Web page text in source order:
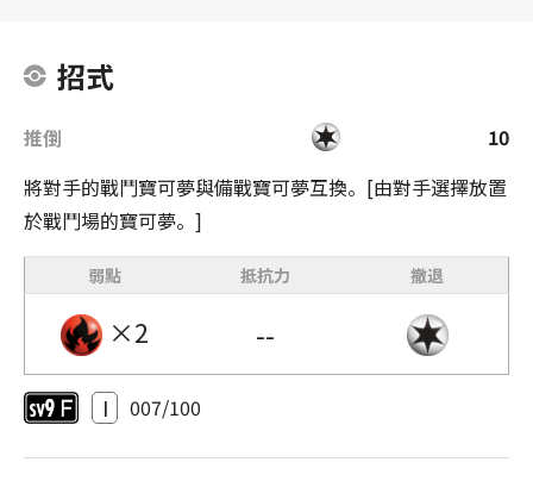
招式
推倒
10
將對手的戰鬥寶可夢與備戰寶可夢互換。[由對手選擇放置
於戰鬥場的寶可夢。]
弱點 抵抗力 撤退
×2 --
I 007/100